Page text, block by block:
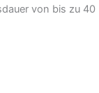
von bis zu 40